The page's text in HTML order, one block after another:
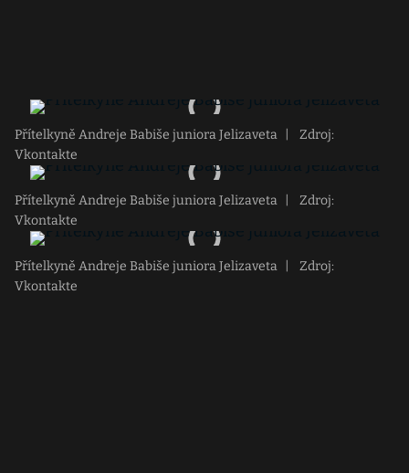
Přítelkyně Andreje Babiše juniora Jelizaveta
Zdroj:
Vkontakte
Přítelkyně Andreje Babiše juniora Jelizaveta
Zdroj:
Vkontakte
Přítelkyně Andreje Babiše juniora Jelizaveta
Zdroj:
Vkontakte